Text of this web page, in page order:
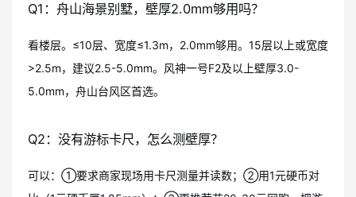
Q1：舟山海景别墅，壁厚2.0mm够用吗？
看楼层。≤10层、宽度≤1.3m，2.0mm够用。15层以上或宽度
>2.5m，建议2.5-5.0mm。风神一号F2及以上壁厚3.0-
5.0mm，舟山台风区首选。
Q2：没有游标卡尺，怎么测壁厚？
可以：①要求商家现场用卡尺测量并读数；②用1元硬币对